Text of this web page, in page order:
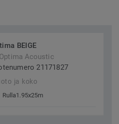
BEIGE
Acoustic
21171827
ja koko
Rulla1.95x25m